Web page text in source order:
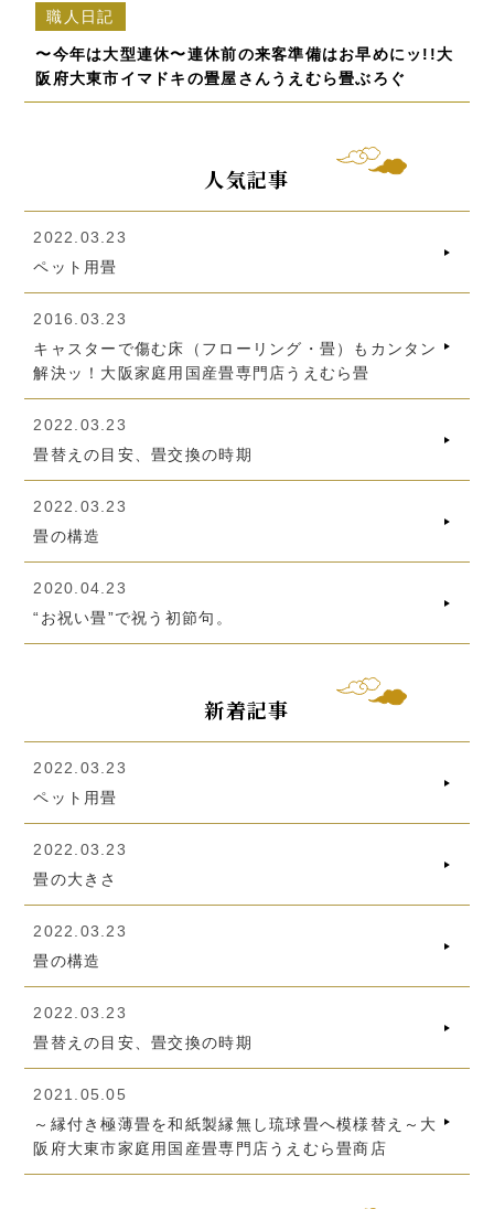
職人日記
〜今年は大型連休〜連休前の来客準備はお早めにッ!!大
阪府大東市イマドキの畳屋さんうえむら畳ぶろぐ
人気記事
2022.03.23
ペット用畳
2016.03.23
キャスターで傷む床（フローリング・畳）もカンタン
解決ッ！大阪家庭用国産畳専門店うえむら畳
2022.03.23
畳替えの目安、畳交換の時期
2022.03.23
畳の構造
2020.04.23
“お祝い畳”で祝う初節句。
新着記事
2022.03.23
ペット用畳
2022.03.23
畳の大きさ
2022.03.23
畳の構造
2022.03.23
畳替えの目安、畳交換の時期
2021.05.05
～縁付き極薄畳を和紙製縁無し琉球畳へ模様替え～大
阪府大東市家庭用国産畳専門店うえむら畳商店